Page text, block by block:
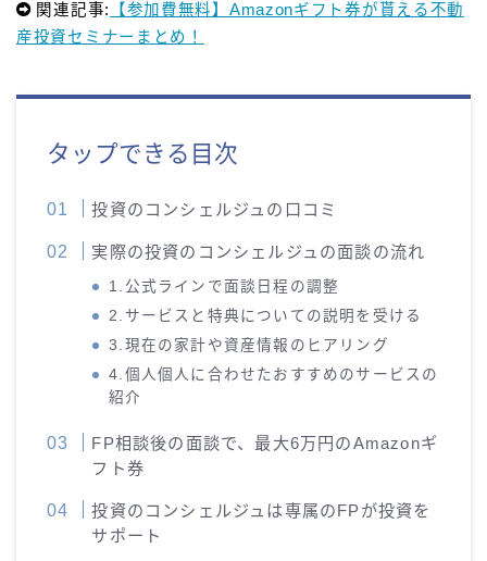
関連記事:
【参加費無料】Amazonギフト券が貰える不動
産投資セミナーまとめ！
タップできる目次
投資のコンシェルジュの口コミ
実際の投資のコンシェルジュの面談の流れ
1.公式ラインで面談日程の調整
2.サービスと特典についての説明を受ける
3.現在の家計や資産情報のヒアリング
4.個人個人に合わせたおすすめのサービスの
紹介
FP相談後の面談で、最大6万円のAmazonギ
フト券
投資のコンシェルジュは専属のFPが投資を
サポート